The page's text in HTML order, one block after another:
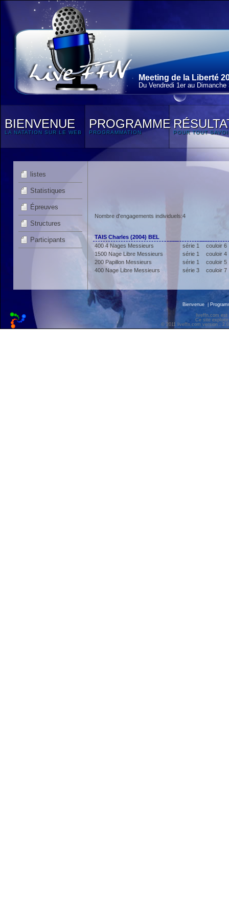
Meeting de la Liberté
Du Vendredi 1erau Dimanche
BIENVENUE
LA NATATION SUR LE WEB
PROGRAMME
PROGRAMMATION POUR TOUT
listes
Statistiques
Épreuves
Structures
Participants
Nombre d'engagements individuels:4
TAIS Charles (2004) BEL
400 4 Nages Messieurs
série 1
couloir 6
1500 Nage Libre Messieurs
série 1
couloir 4
200 Papillon Messieurs
série 1
couloir 5
400 Nage Libre Messieurs
série 3 couloir 7
Bienvenue |
liveffn.com est
Ce site
© 2011 liveffn.com version :